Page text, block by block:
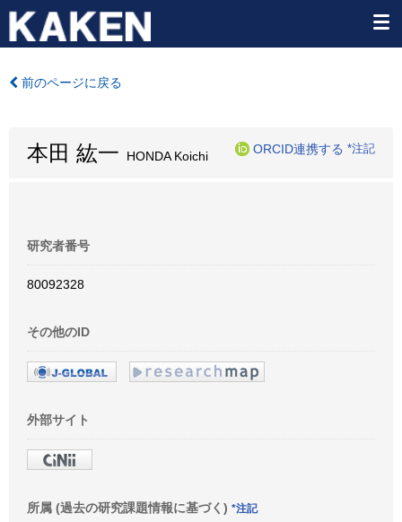
前のページに戻る
本田 紘一 HONDA Koichi
ORCID連携する *注記
研究者番号
80092328
その他のID
外部サイト
所属 (過去の研究課題情報に基づく) *注記